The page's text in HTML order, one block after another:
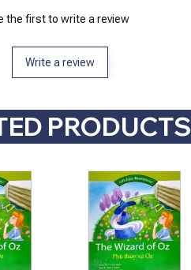
the first to write a review
Write a review
PRODUCTS